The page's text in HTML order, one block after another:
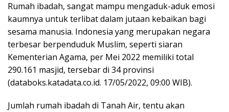
Rumah ibadah, sangat mampu mengaduk-aduk emosi
kaumnya untuk terlibat dalam jutaan kebaikan bagi
sesama manusia. Indonesia yang merupakan negara
terbesar berpenduduk Muslim, seperti siaran
Kementerian Agama, per Mei 2022 memiliki total
290.161 masjid, tersebar di 34 provinsi
(databoks.katadata.co.id. 17/05/2022, 09:00 WIB).
Jumlah rumah ibadah di Tanah Air, tentu akan